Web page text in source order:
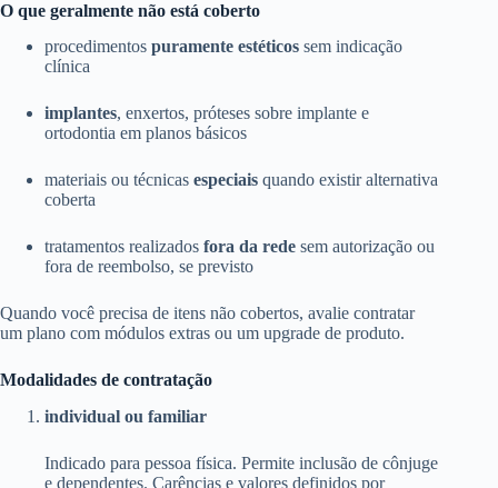
O que geralmente não está coberto
procedimentos puramente estéticos sem indicação
clínica
implantes, enxertos, próteses sobre implante e
ortodontia em planos básicos
materiais ou técnicas especiais quando existir alternativa
coberta
tratamentos realizados fora da rede sem autorização ou
fora de reembolso, se previsto
Quando você precisa de itens não cobertos, avalie contratar
um plano com módulos extras ou um upgrade de produto.
Modalidades de contratação
individual ou familiar
Indicado para pessoa física. Permite inclusão de cônjuge
e dependentes. Carências e valores definidos por